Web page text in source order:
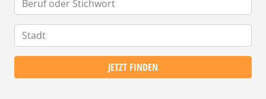
JETZT FINDEN